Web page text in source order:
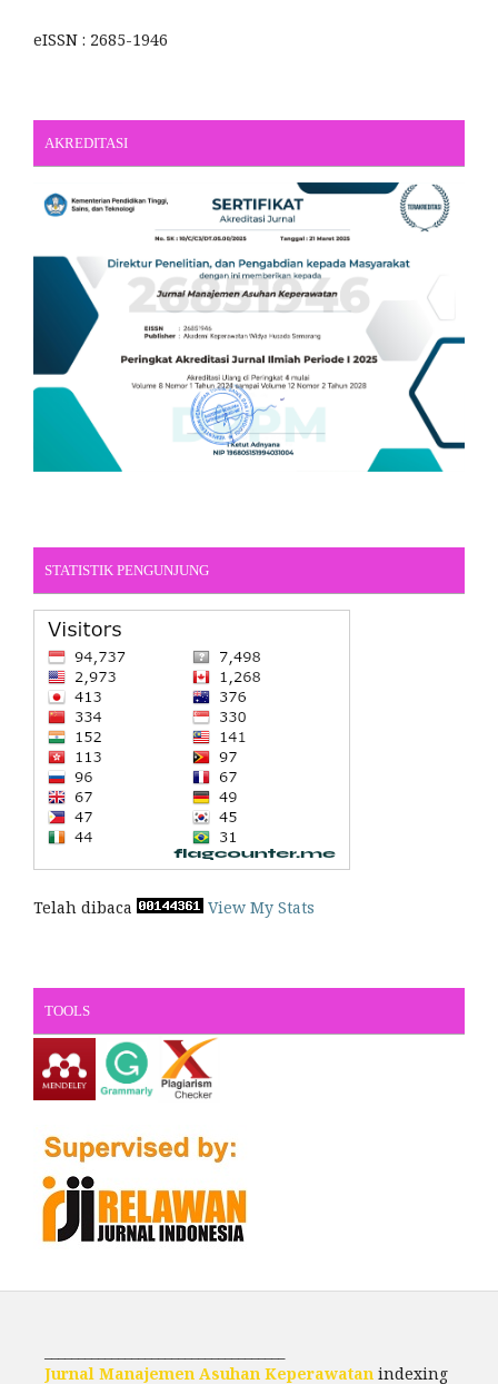
eISSN : 2685-1946
AKREDITASI
STATISTIK PENGUNJUNG
Telah dibaca View My Stats
TOOLS
Jurnal Manajemen Asuhan Keperawatan indexing